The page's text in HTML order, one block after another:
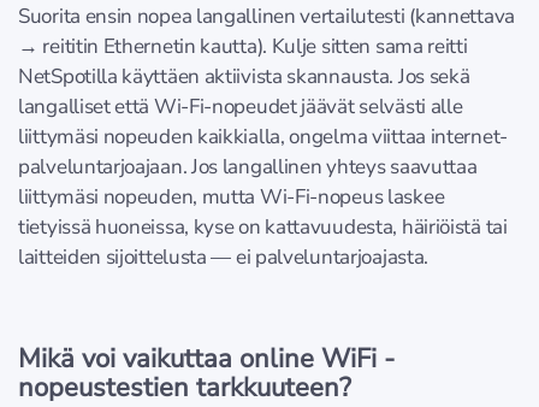
Suorita ensin nopea langallinen vertailutesti (kannettava
→ reititin Ethernetin kautta). Kulje sitten sama reitti
NetSpotilla käyttäen aktiivista skannausta. Jos sekä
langalliset että Wi-Fi-nopeudet jäävät selvästi alle
liittymäsi nopeuden kaikkialla, ongelma viittaa internet-
palveluntarjoajaan. Jos langallinen yhteys saavuttaa
liittymäsi nopeuden, mutta Wi-Fi-nopeus laskee
tietyissä huoneissa, kyse on kattavuudesta, häiriöistä tai
laitteiden sijoittelusta — ei palveluntarjoajasta.
Mikä voi vaikuttaa online WiFi -
nopeustestien tarkkuuteen?